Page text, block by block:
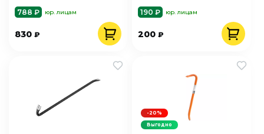
788 ₽
юр. лицам
830 ₽
190 ₽ юр. лицам
200₽
-20%
Выгодно